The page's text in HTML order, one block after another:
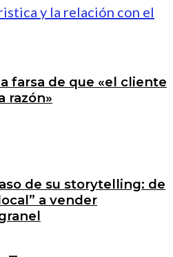
farsa de que «el cliente
razón»
de su storytelling: de
a vender